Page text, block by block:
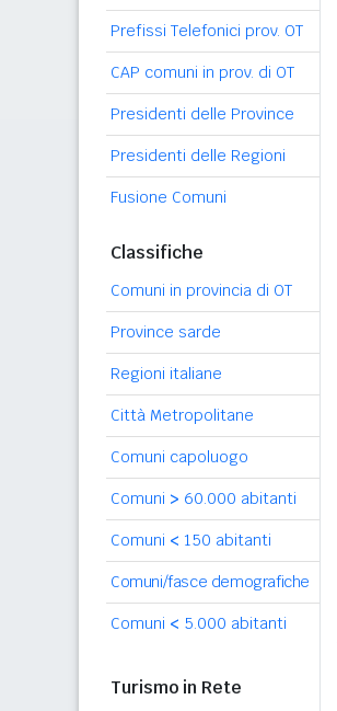
Prefissi Telefonici prov. OT
CAP comuni in prov. di OT
Presidenti delle Province
Presidenti delle Regioni
Fusione Comuni
Classifiche
Comuni in provincia di OT
Province sarde
Regioni italiane
Città Metropolitane
Comuni capoluogo
Comuni > 60.000 abitanti
Comuni < 150 abitanti
Comuni/fasce demografiche
Comuni < 5.000 abitanti
Turismo in Rete